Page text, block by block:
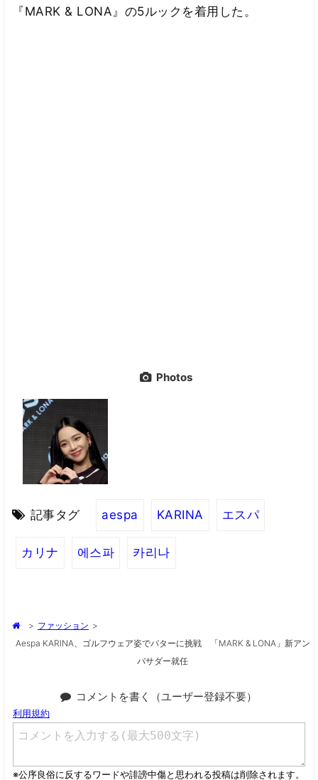
『MARK & LONA』の5ルックを着用した。
Photos
記事タグ aespa KARINA エスパ
カリナ 에스파 카리나
> ファッション >
Aespa KARINA、ゴルフウェア姿でパターに挑戦 「MARK & LONA」新アン
バサダー就任
コメントを書く（ユーザー登録不要）